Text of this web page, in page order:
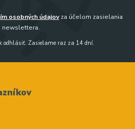
osobných údajovza účelom zasielania
newslettera.
odhlásiť. Zasielame raz za 14 dní.